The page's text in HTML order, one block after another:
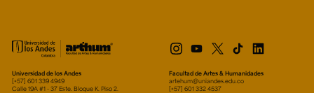
Universidad de los Andes
[+57] 601 339 4949
Calle 19A #1 - 37 Este. Bloque K. Piso 2.
Facultad de Artes & Humanidades
artehum@uniandes.edu.co
[+57] 601 332 4537